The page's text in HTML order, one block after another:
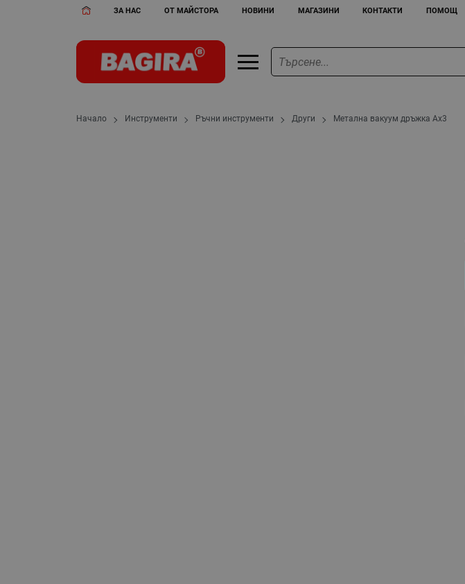
ЗА НАС ОТ МАЙСТОРА НОВИНИ МАГАЗИНИ КОНТАКТИ ПОМОЩ
Начало Инструменти Ръчни инструменти Други Метална вакуум дръжка Ах3